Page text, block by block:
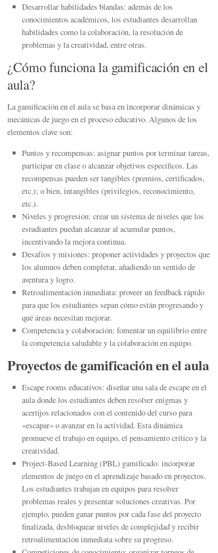
Desarrollar habilidades blandas: además de los
conocimientos académicos, los estudiantes desarrollan
habilidades como la colaboración, la resolución de
problemas y la creatividad, entre otras.
¿Cómo funciona la gamificación en el
aula?
La gamificación en el aula se basa enincorporar dinámicas y
mecánicas de juego en el proceso educativo. Algunos de los
elementos clave son:
Puntos y recompensas: asignar puntos por terminar tareas,
participar en clase o alcanzar objetivos específicos. Las
recompensas pueden ser tangibles (premios, certificados,
etc.); o bien, intangibles (privilegios, reconocimiento,
etc.).
Niveles y progresión: crear un sistema de niveles que los
estudiantes puedan alcanzar al acumular puntos,
incentivando la mejora continua.
Desafíos y misiones: proponer actividades y proyectos que
los alumnos deben completar, añadiendo un sentido de
aventura y logro.
Retroalimentación inmediata: proveer un feedbackrápido
para que los estudiantes sepan cómo están progresando y
qué áreas necesitan mejorar.
Competencia y colaboración: fomentar un equilibrio entre
la competencia saludable y la colaboración en equipo.
Proyectos de gamificación en el aula
Escape rooms educativos: diseñar una sala de escape en el
aula donde los estudiantes deben resolver enigmas y
acertijos relacionados con el contenido del curso para
«escapar» o avanzar en la actividad. Esta dinámica
promueve el trabajo en equipo, el pensamiento crítico y la
creatividad.
Project-BasedLearning(PBL) gamificado: incorporar
elementos de juego en el aprendizaje basado en proyectos.
Los estudiantes trabajan en equipos para resolver
problemas reales y presentar soluciones creativas. Por
ejemplo, pueden ganar puntos por cada fase del proyecto
finalizada, desbloquear niveles de complejidad y recibir
retroalimentación inmediata sobre su progreso.